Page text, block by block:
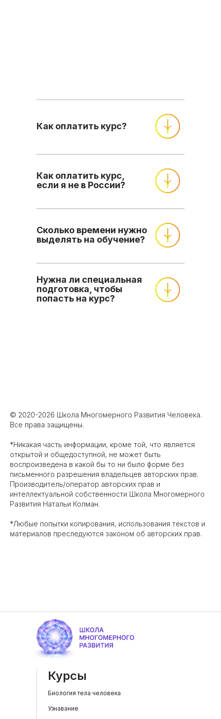
Как оплатить курс?
Как оплатить курс,
если я не в России?
Сколько времени нужно
выделять на обучение?
Нужна ли специальная
подготовка, чтобы
попасть на курс?
© 2020-2026 Школа Многомерного Развития Человека.
Все права защищены.
*Никакая часть информации, кроме той, что является
открытой и общедоступной, не может быть
воспроизведена в какой‌ бы то ни было форме без
письменного разрешения владельцев авторских прав.
Производитель/оператор авторских прав и
интеллектуальной собственности Школа Многомерного
Развития Натальи Колман.
*Любые попытки копирования, использования текстов и
материалов преследуются законом об авторских прав.
Биология тела человека
Курсы
Узнавание